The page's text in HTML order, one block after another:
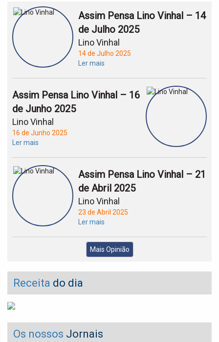
Assim Pensa Lino Vinhal – 14
de Julho 2025
Lino Vinhal
14 de Julho 2025
Ler mais
Assim Pensa Lino Vinhal – 16
de Junho 2025
Lino Vinhal
16 de Junho 2025
Ler mais
Assim Pensa Lino Vinhal – 21
de Abril 2025
Lino Vinhal
23 de Abril 2025
Ler mais
Mais Opinião
Receita do dia
Os nossos Jornais